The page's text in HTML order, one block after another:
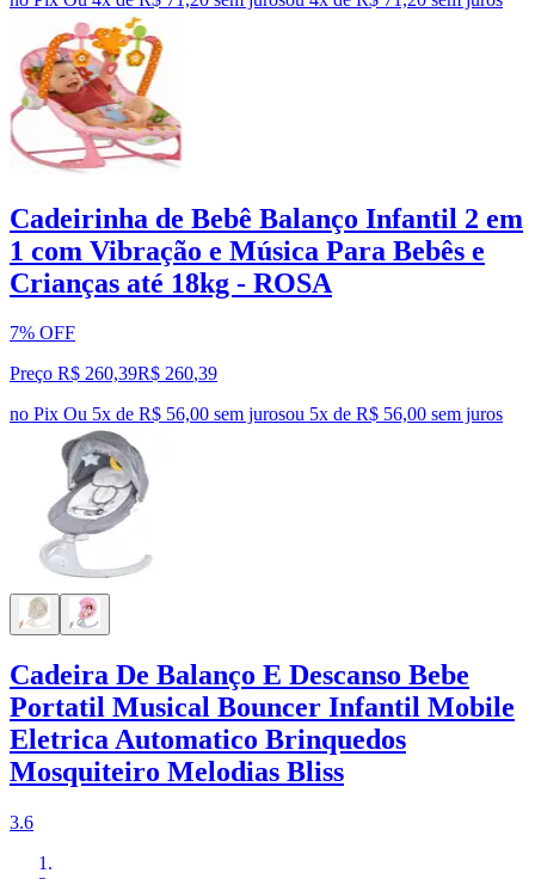
Cadeirinha de Bebê Balanço Infantil 2 em
1 com Vibração e Música Para Bebês e
Crianças até 18kg - ROSA
7% OFF
Preço R$ 260,39R$ 260,39
no Pix Ou 5x de R$ 56,00 sem jurosou 5x de R$ 56,00 sem juros
Cadeira De Balanço E Descanso Bebe
Portatil Musical Bouncer Infantil Mobile
Eletrica Automatico Brinquedos
Mosquiteiro Melodias Bliss
3.6